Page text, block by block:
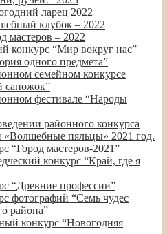
ларец 2022
клубок – 2022
мастеров – 2022
конкурс “Мир вокруг нас”
одного предмета”
семейном конкурсе
сапожок”
фестивале “Народы
районного конкурса
пяльцы» 2021 год.
“Город мастеров-2021”
конкурс “Край, где я
“Древние профессии”
фотографий “Семь чудес
района”
конкурс “Новогодняя